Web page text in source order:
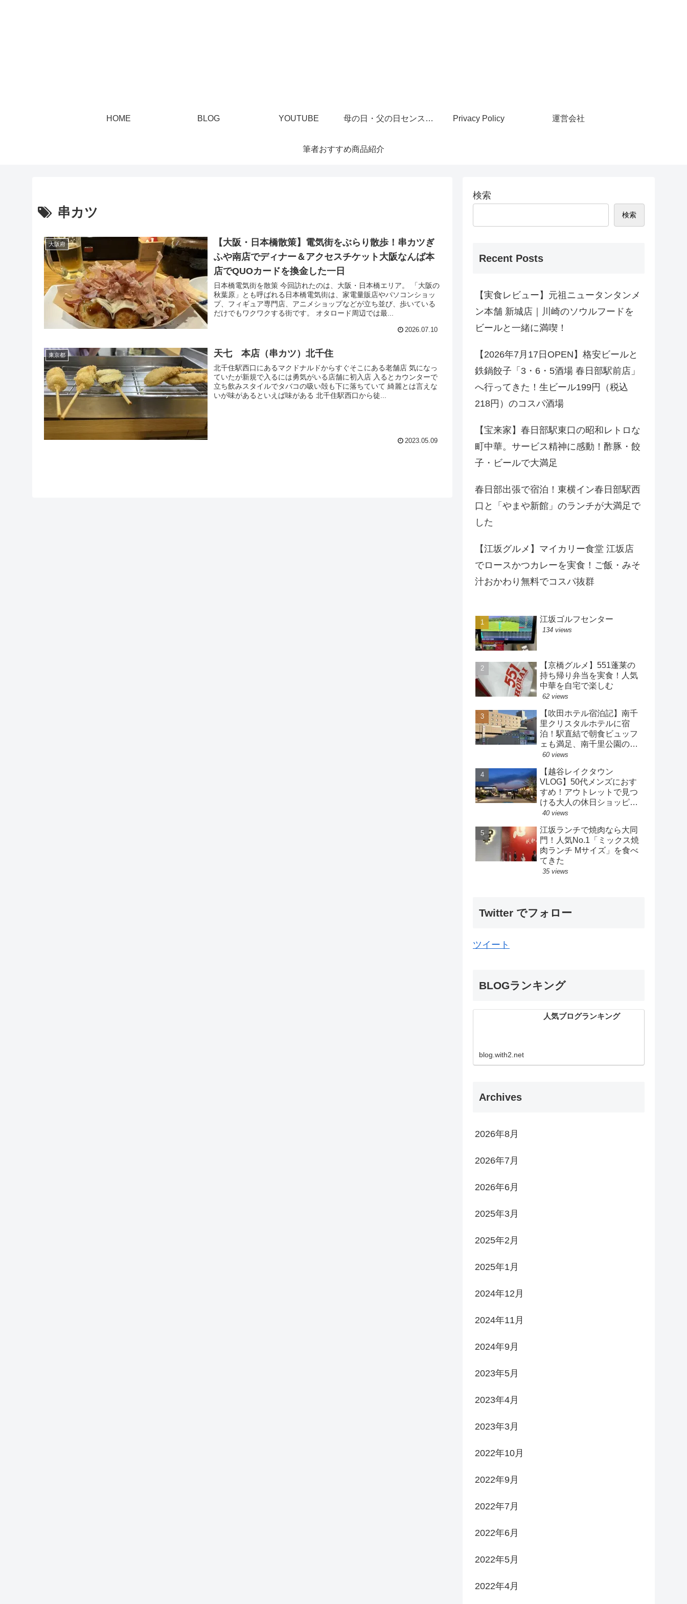
HOME BLOG YOUTUBE 母の日・父の日センスあるプレゼント Privacy Policy 運営会社
筆者おすすめ商品紹介
串カツ
大阪府
【大阪・日本橋散策】電気街をぶらり散歩！串カツぎ
ふや南店でディナー＆アクセスチケット大阪なんば本
店でQUOカードを換金した一日
日本橋電気街を散策 今回訪れたのは、大阪・日本橋エリア。 「大阪の
秋葉原」とも呼ばれる日本橋電気街は、家電量販店やパソコンショッ
プ、フィギュア専門店、アニメショップなどが立ち並び、歩いている
だけでもワクワクする街です。 オタロード周辺では最...
2026.07.10
東京都 天七 本店（串カツ）北千住
北千住駅西口にあるマクドナルドからすぐそこにある老舗店 気になっ
ていたが新規で入るには勇気がいる店舗に初入店 入るとカウンターで
立ち飲みスタイルでタバコの吸い殻も下に落ちていて 綺麗とは言えな
いが味があるといえば味がある 北千住駅西口から徒...
2023.05.09
検索
検索
Recent Posts
【実食レビュー】元祖ニュータンタンメ
ン本舗 新城店｜川崎のソウルフードを
ビールと一緒に満喫！
【2026年7月17日OPEN】格安ビールと
鉄鍋餃子「3・6・5酒場 春日部駅前店」
へ行ってきた！生ビール199円（税込
218円）のコスパ酒場
【宝来家】春日部駅東口の昭和レトロな
町中華。サービス精神に感動！酢豚・餃
子・ビールで大満足
春日部出張で宿泊！東横イン春日部駅西
口と「やまや新館」のランチが大満足で
した
【江坂グルメ】マイカリー食堂 江坂店
でロースかつカレーを実食！ご飯・みそ
汁おかわり無料でコスパ抜群
江坂ゴルフセンター
134 views
【京橋グルメ】551蓬莱の
持ち帰り弁当を実食！人気
中華を自宅で楽しむ
62 views
【吹田ホテル宿泊記】南千
里クリスタルホテルに宿
泊！駅直結で朝食ビュッフ
ェも満足、南千里公園の散
策も楽しめるホテル
60 views
【越谷レイクタウン
VLOG】50代メンズにおす
すめ！アウトレットで見つ
ける大人の休日ショッピン
グ
40 views
江坂ランチで焼肉なら大同
門！人気No.1「ミックス焼
肉ランチ Mサイズ」を食べ
てきた
35 views
Twitter でフォロー
ツイート
BLOGランキング
人気ブログランキング
blog.with2.net
Archives
2026年8月
2026年7月
2026年6月
2025年3月
2025年2月
2025年1月
2024年12月
2024年11月
2024年9月
2023年5月
2023年4月
2023年3月
2022年10月
2022年9月
2022年7月
2022年6月
2022年5月
2022年4月